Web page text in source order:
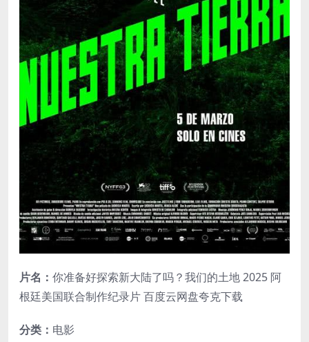
片名： 你准备好探索新大陆了吗？我们的土地 2025 阿
根廷美国联合制作纪录片 百度云网盘夸克下载
分类： 电影